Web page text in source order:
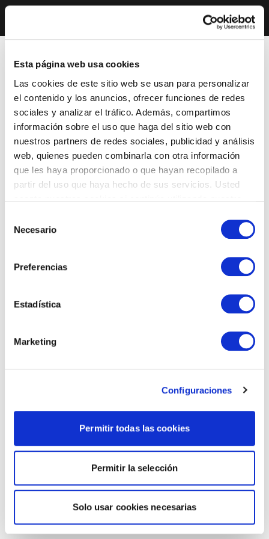
Esta página web usa cookies
Las cookies de este sitio web se usan para personalizar
el contenido y los anuncios, ofrecer funciones de redes
sociales y analizar el tráfico. Además, compartimos
información sobre el uso que haga del sitio web con
nuestros partners de redes sociales, publicidad y análisis
web, quienes pueden combinarla con otra información
que les haya proporcionado o que hayan recopilado a
partir del uso que haya hecho de sus servicios. Usted
Necesario
Preferencias
Estadística
Marketing
Configuraciones
Permitir todas las cookies
Permitir la selección
Solo usar cookies necesarias